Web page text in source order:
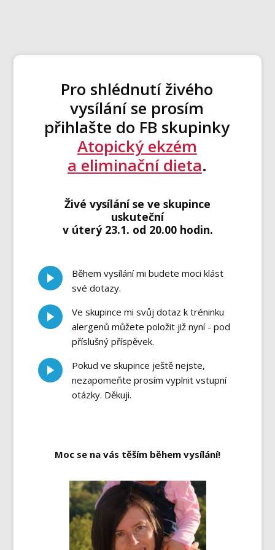
Pro shlédnutí živého
vysílání se prosím
přihlašte do FB skupinky
Atopický ekzém
a eliminační dieta.
Živé vysílání se ve skupince
uskuteční
v úterý 23.1. od 20.00 hodin.
Během vysílání mi budete moci klást
své dotazy.
Ve skupince mi svůj dotaz k tréninku
alergenů můžete položit již nyní - pod
příslušný příspěvek.
Pokud ve skupince ještě nejste,
nezapomeňte prosím vyplnit vstupní
otázky. Děkuji.
Moc se na vás těším během vysílání!